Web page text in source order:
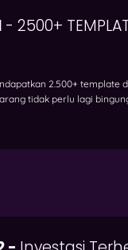
- 2500+
2.500+ template
tidak perlu lagi